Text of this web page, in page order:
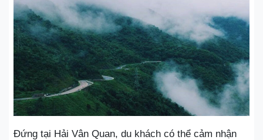
Đứng tại Hải Vân Quan, du khách có thể cảm nhận